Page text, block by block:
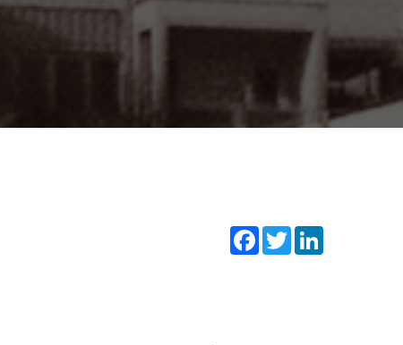
Facebook
Twitter